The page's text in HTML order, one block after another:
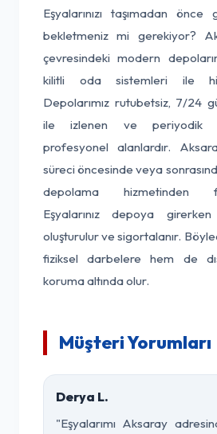
Eşyalarınızı taşımadan
bekletmeniz mi gerekiyor?
çevresindeki modern
kilitli oda sistemleri ile
Depolarımız rutubetsiz, 7/24
ile izlenen ve periyodik
profesyonel alanlardır.
süreci öncesinde veya
depolama hizmetinden
Eşyalarınız depoya
oluşturulur ve sigortalanır.
fiziksel darbelere hem de
koruma altında olur.
Müşteri Yorumları
Derya L.
"Eşyalarımı Aksaray